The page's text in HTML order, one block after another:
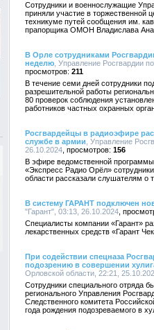
Сотрудники и военнослужащие
приняли участие в торжественной
техникуме путей сообщения им.
прапорщика ОМОН Владислава
В Орле сотрудниками
неделю , Управление Росгвардии
211
В течение семи дней сотрудники
разрешительной работы
80 проверок соблюдения
работников частных охранных
Росгвардейцы в радиоэфире
службе в армии , Управление
26.10.2024
156
В эфире ведомственной
«Экспресс Радио Орёл»
области рассказали слушателям о
В систему ГАРАНТ подключен
"Гарант", 03:13, 26.10.2024
Специалисты компании «Гарант»
лекарственных средств «Гарант
При содействии спецназа
подозрению в совершении
Орловской области, 22:21,
Сотрудники специального отряда
регионального Управления
Следственного комитета
года рождения подозреваемого в